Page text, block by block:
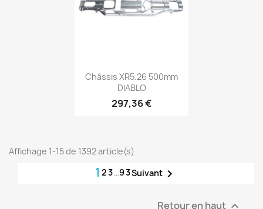
Aperçu rapide
Châssis XR5.26 500mm
DIABLO
297,36 €
Affichage 1-15 de 1392 article(s)
1 23…93Suivant 
Retour en haut 